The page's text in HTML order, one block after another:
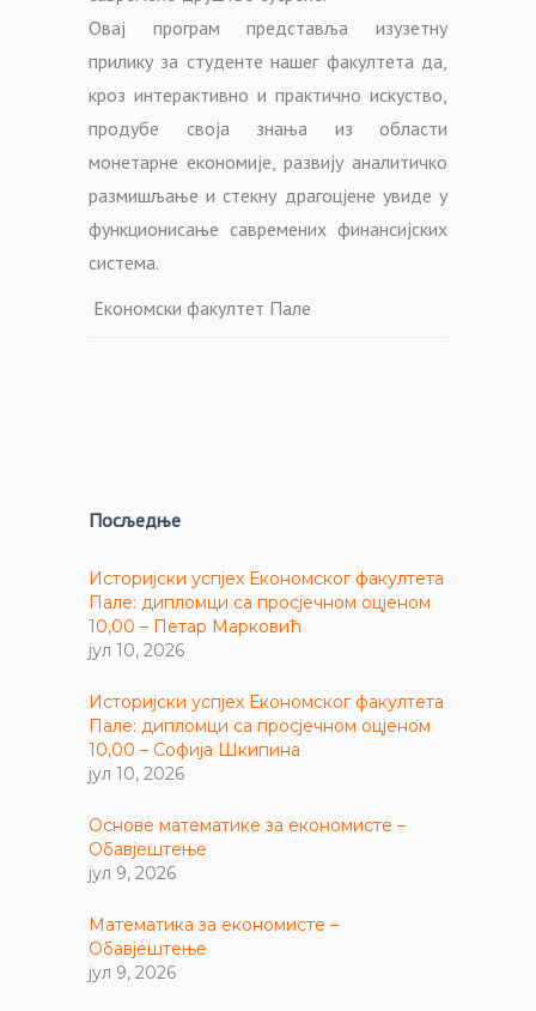
Овај програм представља изузетну
прилику за студенте нашег факултета да,
кроз интерактивно и практично искуство,
продубе своја знања из области
монетарне економије, развију аналитичко
размишљање и стекну драгоцјене увиде у
функционисање савремених финансијских
система.
Економски факултет Пале
Посљедње
Историјски успјех Економског факултета
Пале: дипломци са просјечном оцјеном
10,00 – Петар Марковић
јул 10, 2026
Историјски успјех Економског факултета
Пале: дипломци са просјечном оцјеном
10,00 – Софија Шкипина
јул 10, 2026
Основе математике за економисте –
Обавјештење
јул 9, 2026
Математика за економисте –
Обавјештење
јул 9, 2026